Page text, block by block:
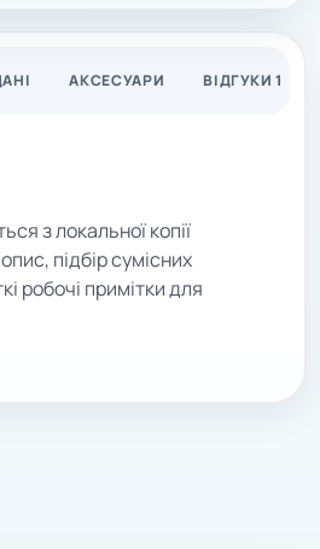
АКСЕСУАРИ ВІДГУКИ 1
з локальної копії
підбір сумісних
робочі примітки для